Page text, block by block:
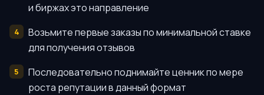
и биржах это направление
Возьмите первые заказы по минимальной ставке
для получения отзывов
Последовательно поднимайте ценник по мере
роста репутации в данный формат